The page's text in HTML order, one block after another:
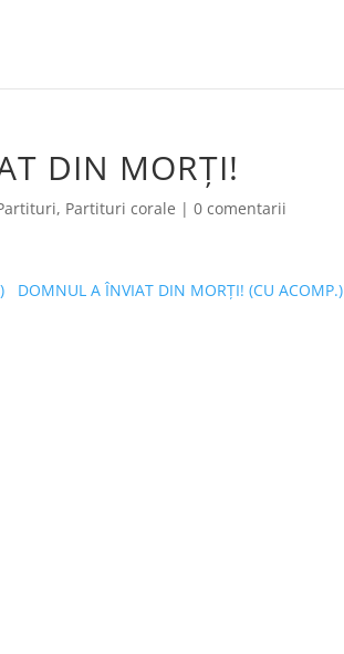
DIN MORȚI!
, Partituri corale |0 comentarii
DOMNUL A ÎNVIAT DIN MORȚI! (CU ACOMP.)